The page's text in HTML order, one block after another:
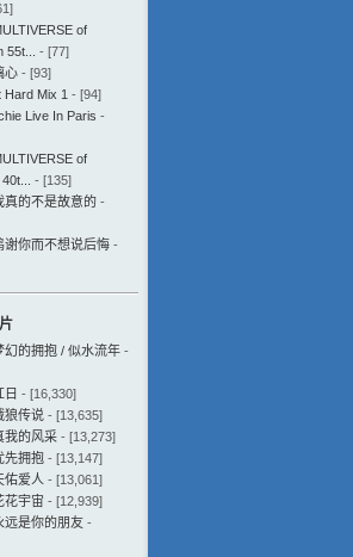
of
55t...
- [77]
心 - [93]
Hard Mix 1 - [94]
Live In Paris -
of
- [135]
真的不是故意的 -
谢你而不想说后悔 -
幻的拥抱 / 似水流年 -
日 - [16,330]
狼传说 - [13,635]
我的风采 - [13,273]
先拥抱 - [13,147]
佑爱人 - [13,061]
花宇宙 - [12,939]
远是你的朋友 -